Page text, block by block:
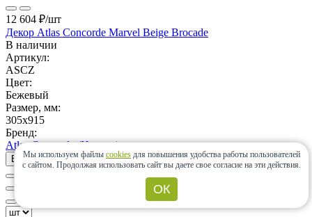
12 604 ₽/шт
Декор Atlas Concorde Marvel Beige Brocade
В наличии
Артикул:
ASCZ
Цвет:
Бежевый
Размер, мм:
305x915
Бренд:
Atlas Concorde (Италия)
В корзину
Мы используем файлы cookies для повышения удобства работы пользователей
с сайтом. Продолжая использовать сайт вы даете свое согласие на эти действия.
ОК